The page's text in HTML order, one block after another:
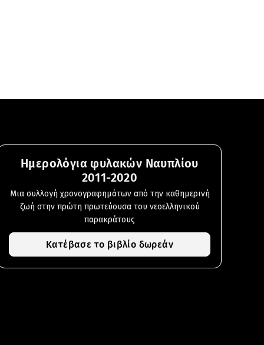
Ημερολόγια φυλακών Ναυπλίου
2011-2020
Μια συλλογή χρονογραφημάτων από την καθημερινή
ζωή στην πρώτη πρωτεύουσα του νεοελληνικού
παρακράτους
Κατέβασε το βιβλίο δωρεάν